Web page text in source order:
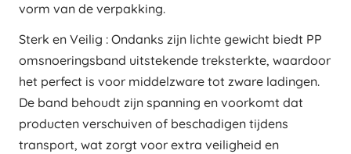
vorm van de verpakking.
Sterk en Veilig : Ondanks zijn lichte gewicht biedt PP
omsnoeringsband uitstekende treksterkte, waardoor
het perfect is voor middelzware tot zware ladingen.
De band behoudt zijn spanning en voorkomt dat
producten verschuiven of beschadigen tijdens
transport, wat zorgt voor extra veiligheid en